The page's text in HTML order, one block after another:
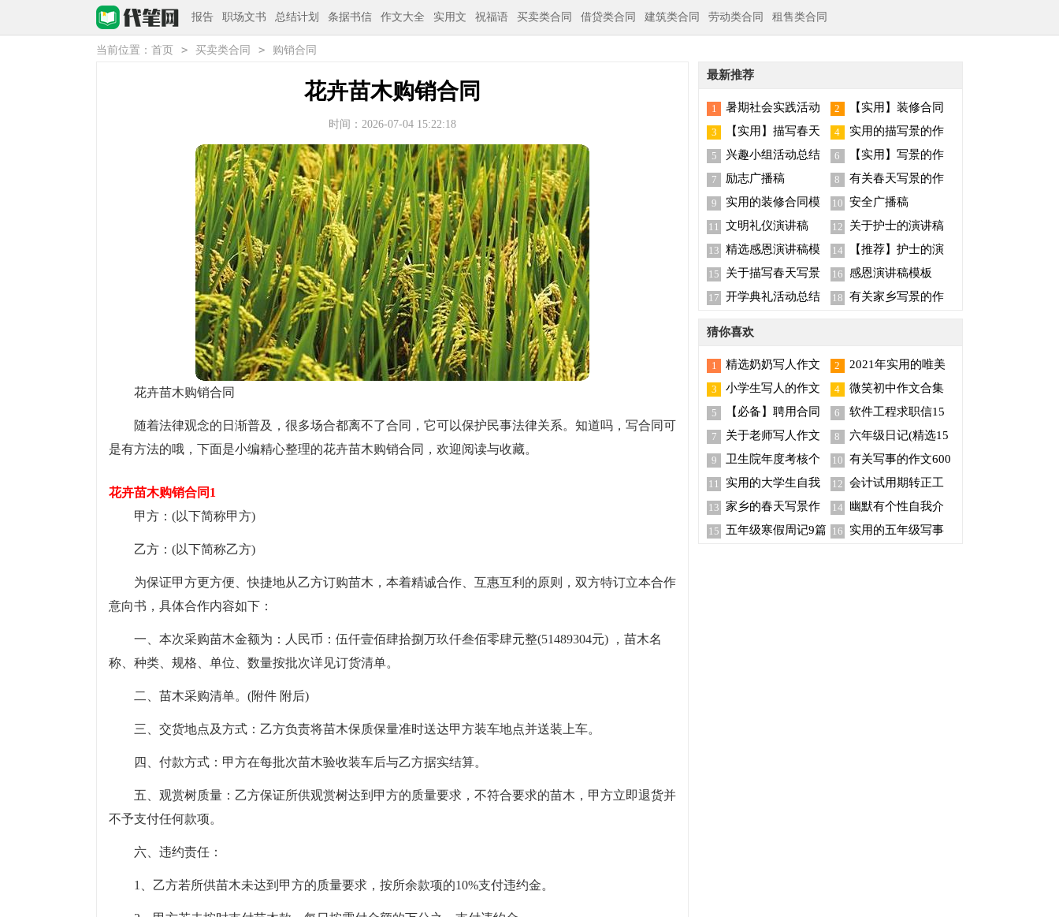
报告 职场文书 总结计划 条据书信 作文大全 实用文 祝福语 买卖类合同 借贷类合同 建筑类合同 劳动类合同 租售类合同
当前位置： 首页 > 买卖类合同 > 购销合同
花卉苗木购销合同
时间：2026-07-04 15:22:18
花卉苗木购销合同
随着法律观念的日渐普及，很多场合都离不了合同，它可以保护民事法律关系。知道吗，写合同可
是有方法的哦，下面是小编精心整理的花卉苗木购销合同，欢迎阅读与收藏。
花卉苗木购销合同1
甲方：(以下简称甲方)
乙方：(以下简称乙方)
为保证甲方更方便、快捷地从乙方订购苗木，本着精诚合作、互惠互利的原则，双方特订立本合作
意向书，具体合作内容如下：
一、本次采购苗木金额为：人民币：伍仟壹佰肆拾捌万玖仟叁佰零肆元整(51489304元) ，苗木名
称、种类、规格、单位、数量按批次详见订货清单。
二、苗木采购清单。(附件 附后)
三、交货地点及方式：乙方负责将苗木保质保量准时送达甲方装车地点并送装上车。
四、付款方式：甲方在每批次苗木验收装车后与乙方据实结算。
五、观赏树质量：乙方保证所供观赏树达到甲方的质量要求，不符合要求的苗木，甲方立即退货并
不予支付任何款项。
六、违约责任：
1、乙方若所供苗木未达到甲方的质量要求，按所余款项的10%支付违约金。
最新推荐
1
暑期社会实践活动
总结
2
【实用】装修合同
范文汇总5篇
3
【实用】描写春天
写景的作文合集7篇
4
实用的描写景的作
文汇总6篇
5 兴趣小组活动总结 6
【实用】写景的作
文汇编7篇
7 励志广播稿 8
有关春天写景的作
文六篇
9
实用的装修合同模
板集锦八篇
10 安全广播稿
11 文明礼仪演讲稿 12
关于护士的演讲稿
锦集六篇
13 精选感恩演讲稿模
板集锦七篇
14
【推荐】护士的演
讲稿锦集8篇
15
关于描写春天写景
的作文三篇
16 感恩演讲稿模板
17 开学典礼活动总结 18 有关家乡写景的作
猜你喜欢
1
精选奶奶写人作文
锦集10篇
2
2021年实用的唯美
新年祝福语集锦46条
3
小学生写人的作文
(15篇)
4
微笑初中作文合集
15篇
5
【必备】聘用合同
范文集锦7篇
6
软件工程求职信15
篇
7
关于老师写人作文
300字集锦5篇
8
六年级日记(精选15
篇)
9
卫生院年度考核个
人总结
10 有关写事的作文600
字汇编八篇
11
实用的大学生自我
介绍范文汇编7篇
12 会计试用期转正工
作总结范文
13 家乡的春天写景作
文9篇
14
幽默有个性自我介
绍
15 五年级寒假周记9篇 16 实用的五年级写事